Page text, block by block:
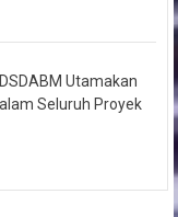
Utamakan
Seluruh Proyek